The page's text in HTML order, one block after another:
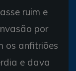
ruim e
por
os anfitriões
e dava